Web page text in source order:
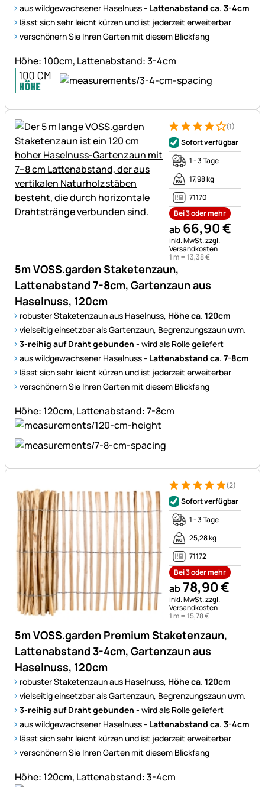
aus wildgewachsener Haselnuss - Lattenabstand ca. 3-4cm
lässt sich sehr leicht kürzen und ist jederzeit erweiterbar
verschönern Sie Ihren Garten mit diesem Blickfang
Höhe: 100cm, Lattenabstand: 3-4cm
5m VOSS.garden Staketenzaun,
Lattenabstand 7-8cm, Gartenzaun aus
Haselnuss, 120cm
robuster Staketenzaun aus Haselnuss, Höhe ca. 120cm
vielseitig einsetzbar als Gartenzaun, Begrenzungszaun uvm.
3-reihig auf Draht gebunden - wird als Rolle geliefert
aus wildgewachsener Haselnuss - Lattenabstand ca. 7-8cm
lässt sich sehr leicht kürzen und ist jederzeit erweiterbar
verschönern Sie Ihren Garten mit diesem Blickfang
Höhe: 120cm, Lattenabstand: 7-8cm
Bewertung: 4 von 5 (1
1 Bewertung
(1)
Sofort verfügbar
1 - 3 Tage
17,98 kg
71170
Bei 3 oder mehr
ab 66,90€
Steuerhinweis:
inkl. MwSt.zzgl.
Versandkosten
1 m =13,38€
5m VOSS.garden Premium Staketenzaun,
Lattenabstand 3-4cm, Gartenzaun aus
Haselnuss, 120cm
robuster Staketenzaun aus Haselnuss, Höhe ca. 120cm
vielseitig einsetzbar als Gartenzaun, Begrenzungszaun uvm.
3-reihig auf Draht gebunden - wird als Rolle geliefert
aus wildgewachsener Haselnuss - Lattenabstand ca. 3-4cm
lässt sich sehr leicht kürzen und ist jederzeit erweiterbar
verschönern Sie Ihren Garten mit diesem Blickfang
Höhe: 120cm, Lattenabstand: 3-4cm
Bewertung: 5 von 5 (2
2 Bewertungen
(2)
Sofort verfügbar
1 - 3 Tage
25,28 kg
71172
Bei 3 oder mehr
ab78,90€
Steuerhinweis:
inkl. MwSt.zzgl.
Versandkosten
1 m =15,78€